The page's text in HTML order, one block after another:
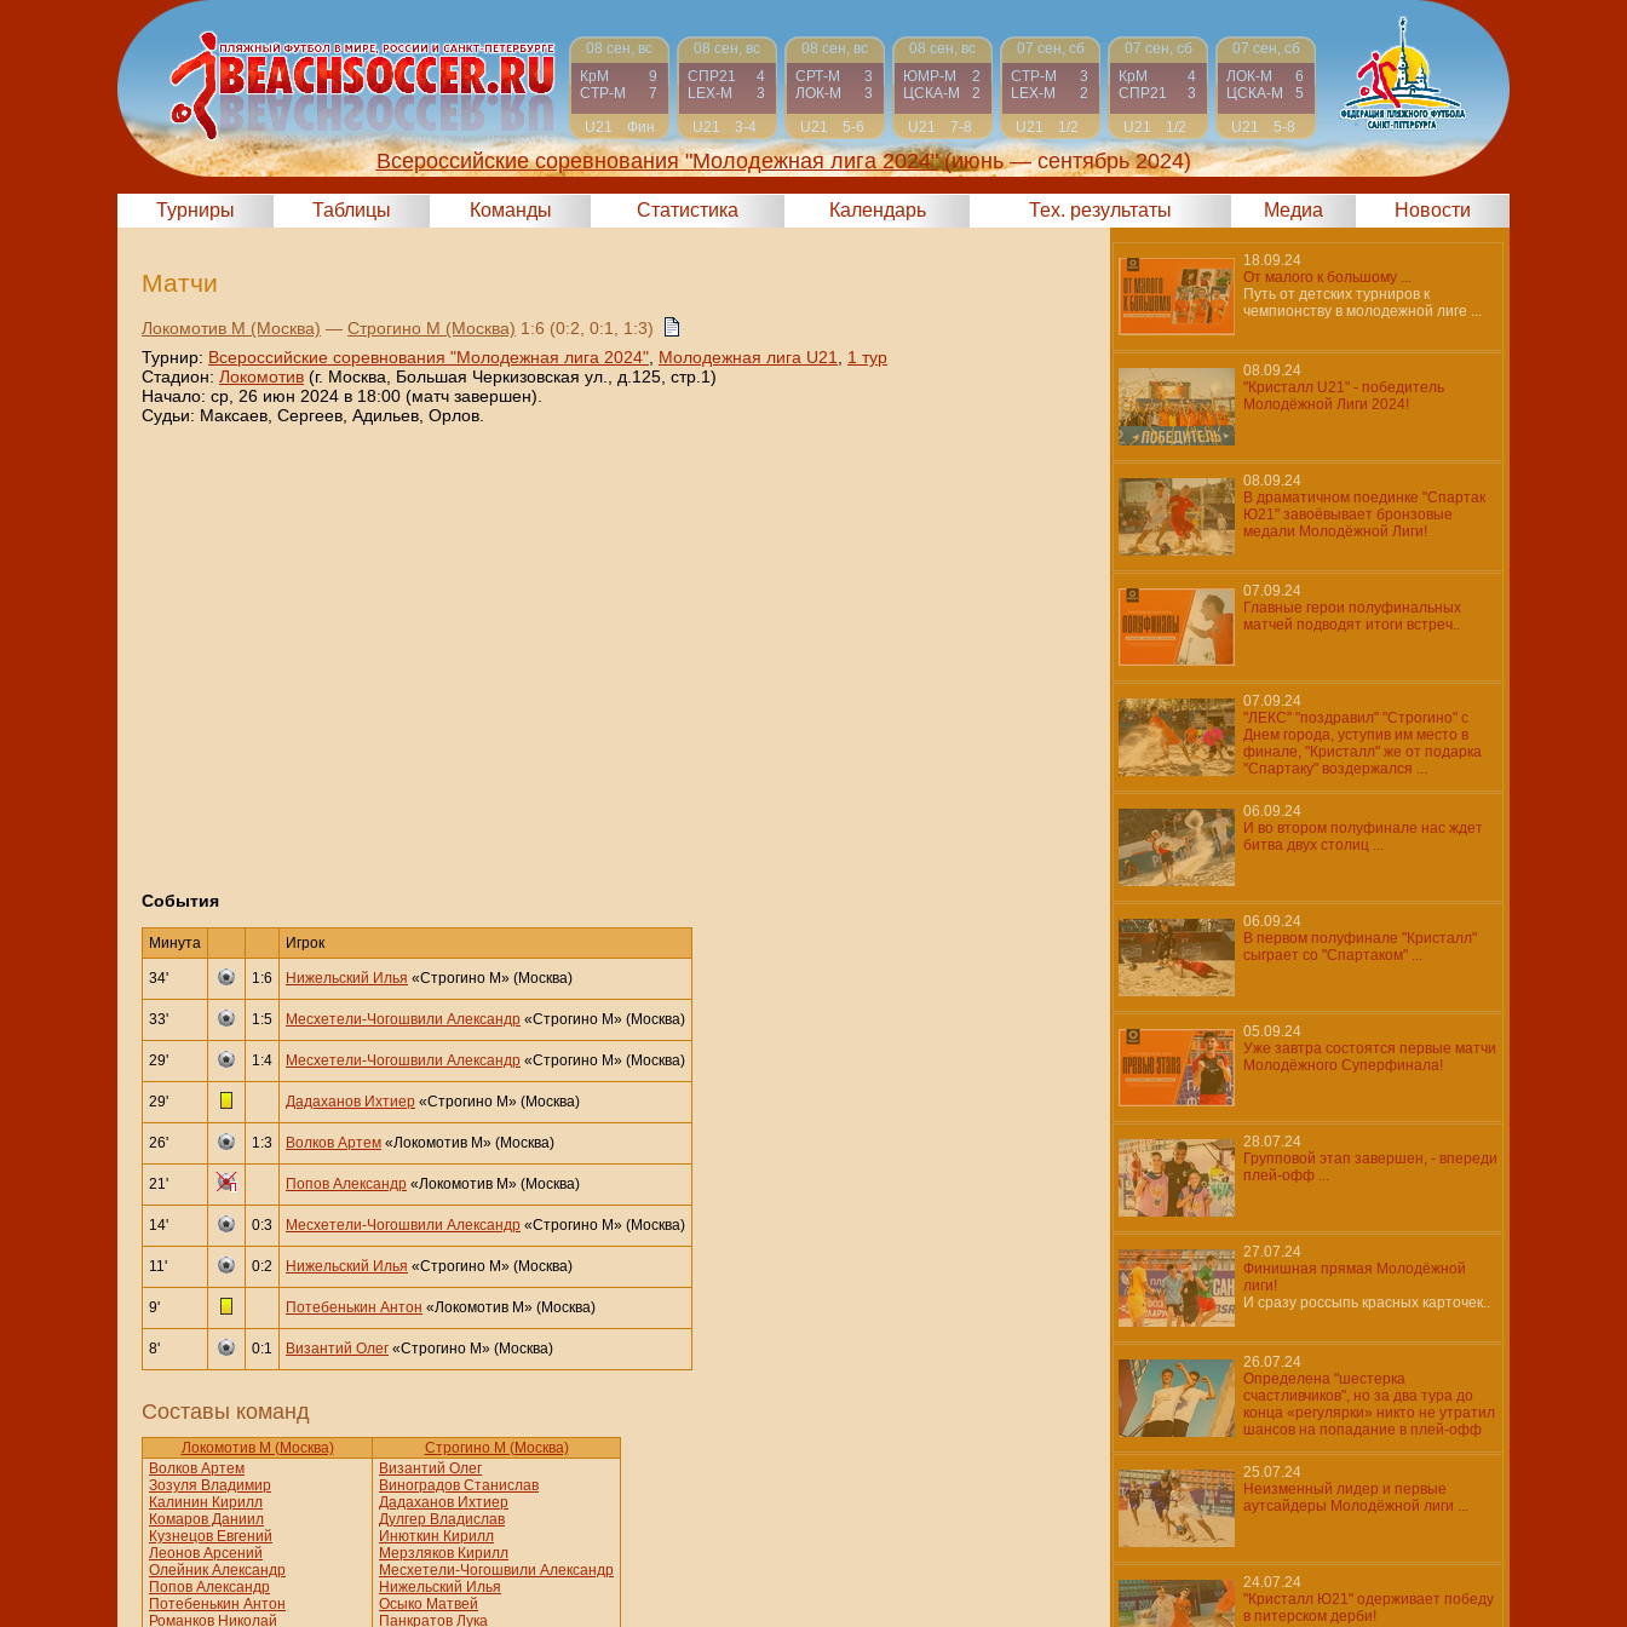
08 сен, вс
КрМ
9
СТР-М
7
U21
Фин
08 сен, вс
СПР21
4
LEX-М
3
U21
3-4
08 сен, вс
СРТ-М
3
ЛОК-М
3
U21
5-6
08 сен, вс
ЮМР-М
2
ЦСКА-М
2
U21
7-8
07 сен, сб
СТР-М
3
LEX-М
2
U21
1/2
07 сен, сб
КрМ
4
СПР21
3
U21
1/2
07 сен, сб
ЛОК-М
6
ЦСКА-М
5
U21
5-8
Всероссийские соревнования "Молодежная лига 2024" (июнь — сентябрь 2024)
Турниры Таблицы Команды Статистика Календарь Тех. результаты Медиа Новости
Матчи
Локомотив М (Москва) — Строгино М (Москва) 1:6 (0:2, 0:1, 1:3)
Турнир: Всероссийские соревнования "Молодежная лига 2024" Молодежная лига U21
1 тур
Стадион: Локомотив (г. Москва, Большая Черкизовская ул., д.125, стр.1)
Начало: ср, 26 июн 2024 в 18:00 (матч завершен).
Судьи: Максаев, Сергеев, Адильев, Орлов.
События
Минута Игрок
34' 1:6 Нижельский Илья «Строгино М» (Москва)
33' 1:5 Месхетели-Чогошвили Александр «Строгино М» (Москва)
29' 1:4 Месхетели-Чогошвили Александр «Строгино М» (Москва)
29' Дадаханов Ихтиер «Строгино М» (Москва)
26' 1:3 Волков Артем «Локомотив М» (Москва)
21' Попов Александр «Локомотив М» (Москва)
14' 0:3 Месхетели-Чогошвили Александр «Строгино М» (Москва)
11' 0:2 Нижельский Илья «Строгино М» (Москва)
9' Потебенькин Антон «Локомотив М» (Москва)
8' 0:1 Византий Олег «Строгино М» (Москва)
Составы команд
Локомотив М (Москва)
Строгино М (Москва)
Волков Артем
Зозуля Владимир
Калинин Кирилл
Комаров Даниил
Кузнецов Евгений
Леонов Арсений
Олейник Александр
Попов Александр
Потебенькин Антон
Романков Николай
Византий Олег
Виноградов Станислав
Дадаханов Ихтиер
Дулгер Владислав
Инюткин Кирилл
Мерзляков Кирилл
Месхетели-Чогошвили Александр
Нижельский Илья
Осыко Матвей
Панкратов Лука
18.09.24
От малого к большому ...
Путь от детских турниров к
чемпионству в молодежной лиге ...
08.09.24
"Кристалл U21" - победитель
Молодёжной Лиги 2024!
08.09.24
В драматичном поединке "Спартак
Ю21" завоёвывает бронзовые
медали Молодёжной Лиги!
07.09.24
Главные герои полуфинальных
матчей подводят итоги встреч..
07.09.24
"ЛЕКС" "поздравил" "Строгино" с
Днем города, уступив им место в
финале, "Кристалл" же от подарка
"Спартаку" воздержался ...
06.09.24
И во втором полуфинале нас ждет
битва двух столиц ...
06.09.24
В первом полуфинале "Кристалл"
сыграет со "Спартаком" ...
05.09.24
Уже завтра состоятся первые матчи
Молодёжного Суперфинала!
28.07.24
Групповой этап завершен, - впереди
плей-офф ...
27.07.24
Финишная прямая Молодёжной
лиги!
И сразу россыпь красных карточек..
26.07.24
Определена "шестерка
счастливчиков", но за два тура до
конца «регулярки» никто не утратил
шансов на попадание в плей-офф
25.07.24
Неизменный лидер и первые
аутсайдеры Молодёжной лиги ...
24.07.24
"Кристалл Ю21" одерживает победу
в питерском дерби!